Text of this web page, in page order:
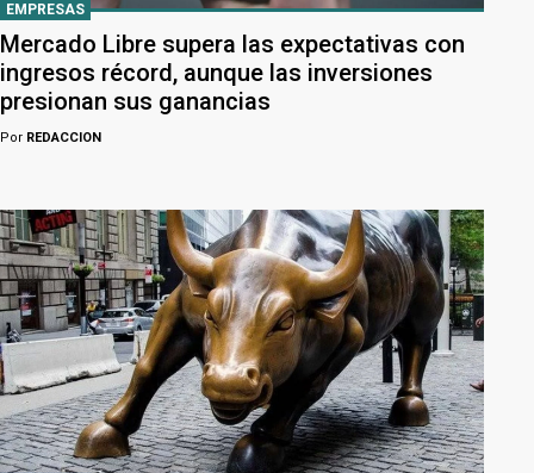
EMPRESAS
Mercado Libre supera las expectativas con
ingresos récord, aunque las inversiones
presionan sus ganancias
Por REDACCION